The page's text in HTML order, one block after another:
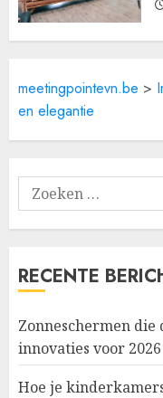
meetingpointevn.be >
en elegantie
Zoeken
naar:
RECENTE
Zonneschermen
innovaties voor 2026
Hoe je